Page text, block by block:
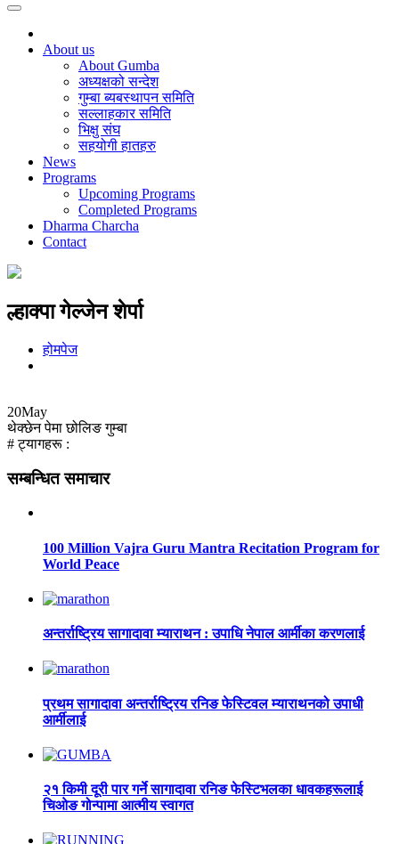
About us
About Gumba
अध्यक्षको सन्देश
गुम्बा ब्यबस्थापन समिति
सल्लाहकार समिति
भिक्षु संघ
सहयोगी हातहरु
News
Programs
Upcoming Programs
Completed Programs
Dharma Charcha
Contact
ल्हाक्पा गेल्जेन शेर्पा
होमपेज
20May
थेक्छेन पेमा छोलिङ गुम्बा
# ट्यागहरू :
सम्बन्धित समाचार
100 Million Vajra Guru Mantra Recitation Program for
World Peace
अन्तर्राष्ट्रिय सागादावा म्याराथन : उपाधि नेपाल आर्मीका करणलाई
प्रथम सागादावा अन्तर्राष्ट्रिय रनिङ फेस्टिवल म्याराथनको उपाधी
आर्मीलाई
२१ किमी दूरी पार गर्ने सागादावा रनिङ फेस्टिभलका धावकहरूलाई
चिओङ गोन्पामा आत्मीय स्वागत